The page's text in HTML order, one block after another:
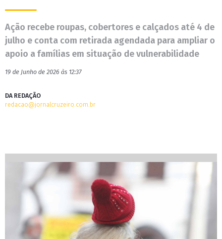
Ação recebe roupas, cobertores e calçados até 4 de
julho e conta com retirada agendada para ampliar o
apoio a famílias em situação de vulnerabilidade
19 de Junho de 2026 às 12:37
DA REDAÇÃO
redacao@jornalcruzeiro.com.br